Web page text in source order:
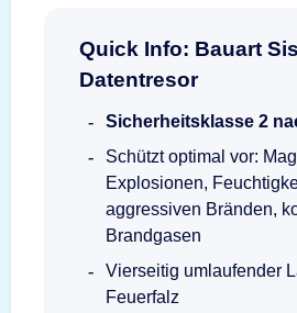
Quick Info: Bauart
Datentresor
Sicherheitsklasse 2
Schützt optimal vor:
Explosionen,
aggressiven Bränden,
Brandgasen
Vierseitig umlaufender
Feuerfalz